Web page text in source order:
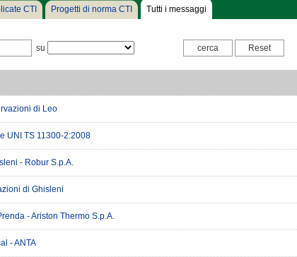
CTI Progetti di norma CTI Tutti i messaggi
su
di Leo
UNI TS 11300-2:2008
- Robur S.p.A.
di Ghisleni
- Ariston Thermo S.p.A.
- ANTA